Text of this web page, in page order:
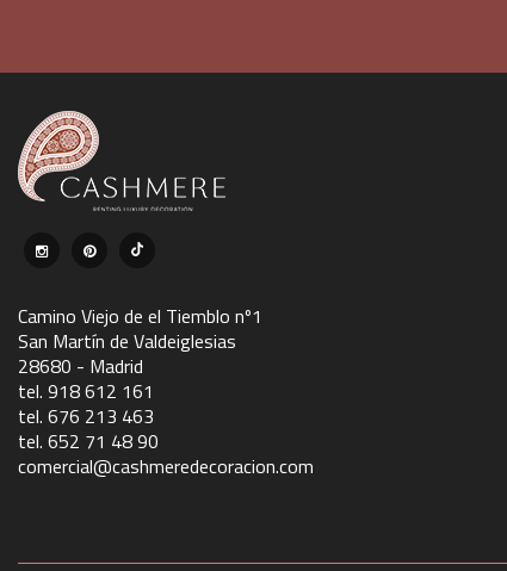
Camino Viejo de el Tiemblo nº1
San Martín de Valdeiglesias
28680 - Madrid
tel. 918 612 161
tel. 676 213 463
tel. 652 71 48 90
comercial@cashmeredecoracion.com